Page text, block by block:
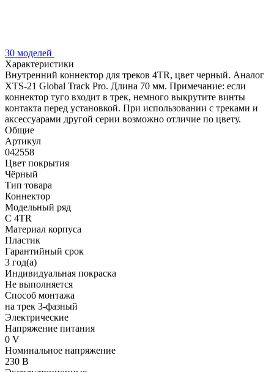
30 моделей
Характеристики
Внутренний коннектор для треков 4TR, цвет черный. Аналог
XTS-21 Global Track Pro. Длина 70 мм. Примечание: если
коннектор туго входит в трек, немного выкрутите винты
контакта перед установкой. При использовании с треками и
аксессуарами другой серии возможно отличие по цвету.
Общие
Артикул
042558
Цвет покрытия
Чёрный
Тип товара
Коннектор
Модельный ряд
C 4TR
Материал корпуса
Пластик
Гарантийный срок
3 год(а)
Индивидуальная покраска
Не выполняется
Способ монтажа
на трек 3-фазный
Электрические
Напряжение питания
0 V
Номинальное напряжение
230 В